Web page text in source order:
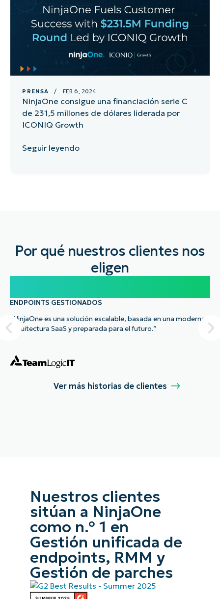
PRENSA / FEB 6, 2024
NinjaOne consigue una financiación serie C
de 231,5 millones de dólares liderada por
ICONIQ Growth
Seguir leyendo
Por qué nuestros clientes nos
eligen
ENDPOINTS GESTIONADOS
“NinjaOne es una solución escalable, basada en una moderna
arquitectura SaaS y preparada para el futuro.”
Ver más historias de clientes
Nuestros clientes
sitúan a NinjaOne
como n.º 1 en
Gestión unificada de
endpoints, RMM y
Gestión de parches